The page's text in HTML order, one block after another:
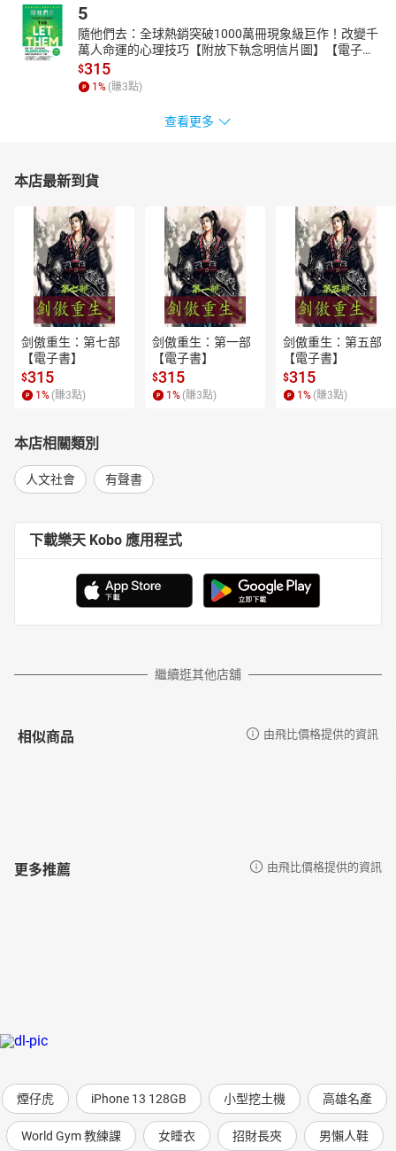
第一章：簡愛：真愛與活潑的信心
第二章：好人？壞人？罪人！
第三章：威尼斯商人
第四章：真相大白
第五章：馬克白
第九章：狄更斯的雙城記
第十章： 天路歷程
第十一章：《暴君焚城錄》中的基督教
第十二章：正義到自由
第十三章：論義
第十四章：基督教牛肉麵
第十五章：論權力（一）
第十六章：論權力（二）
第十七章： 信仰的落實與落空 / 跋
5
隨他們去：全球熱銷突破1000萬冊現象級巨作！改變千
萬人命運的心理技巧【附放下執念明信片圖】【電子
書】
$315
1 % (賺3點)
查看更多
本店最新到貨
剑傲重生：第七部
【電子書】
$315
1 % (賺3點)
剑傲重生：第一部
【電子書】
$315
1 % (賺3點)
剑傲重生：第五部
【電子書】
$315
1 % (賺3點)
本店相關類別
人文社會 有聲書
下載樂天 Kobo 應用程式
繼續逛其他店舖
相似商品 由飛比價格提供的資訊
更多推薦 由飛比價格提供的資訊
煙仔虎 iPhone 13 128GB 小型挖土機 高雄名產
World Gym 教練課 女睡衣 招財長夾 男懶人鞋